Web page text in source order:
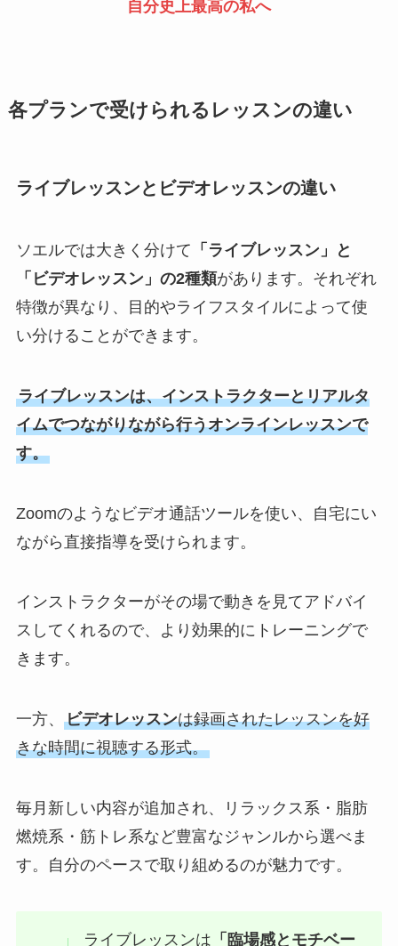
自分史上最高の私へ
各プランで受けられるレッスンの違い
ライブレッスンとビデオレッスンの違い
ソエルでは大きく分けて 「ライブレッスン」と
「ビデオレッスン」の2種類があります。それぞれ
特徴が異なり、目的やライフスタイルによって使
い分けることができます。
ライブレッスンは、インストラクターとリアルタ
イムでつながりながら行うオンラインレッスンで
す。
Zoomのようなビデオ通話ツールを使い、自宅にい
ながら直接指導を受けられます。
インストラクターがその場で動きを見てアドバイ
スしてくれるので、より効果的にトレーニングで
きます。
一方、 ビデオレッスンは録画されたレッスンを好
きな時間に視聴する形式。
毎月新しい内容が追加され、リラックス系・脂肪
燃焼系・筋トレ系など豊富なジャンルから選べま
す。自分のペースで取り組めるのが魅力です。
ライブレッスンは 「臨場感とモチベー